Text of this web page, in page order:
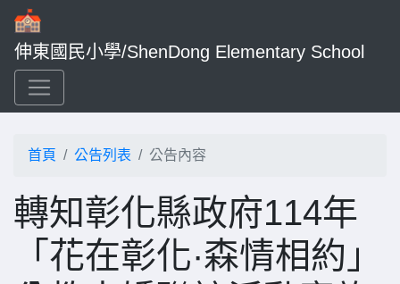
伸東國民小學/ShenDong Elementary School
首頁 公告列表 公告內容
轉知彰化縣政府114年
「花在彰化·森情相約」